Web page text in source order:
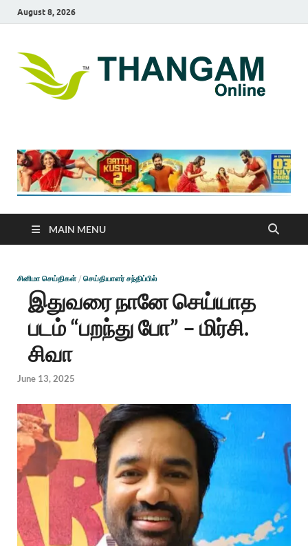
August 8, 2026
MAIN MENU
சினிமா செய்திகள் / செய்தியாளர் சந்திப்பில்
இதுவரை நானே செய்யாத
படம் “பறந்து போ” – மிர்சி.
சிவா
June 13, 2025